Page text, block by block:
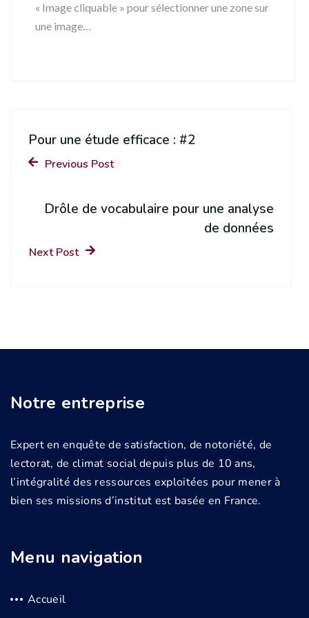
« Image cliquable » pour sélectionner une zone sur
une image…
Pour une étude efficace : #2
Previous Post
Drôle de vocabulaire pour une analyse
de données
Next Post
Notre entreprise
Expert en enquête de satisfaction, de notoriété, de
lectorat, de climat social depuis plus de 10 ans,
l’intégralité des ressources exploitées pour mener à
bien ses missions d’institut est basée en France.
Menu navigation
Accueil